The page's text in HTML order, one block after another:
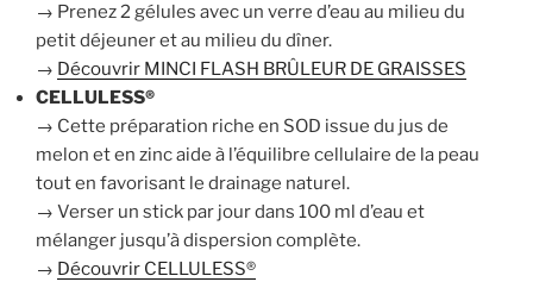
→ Prenez 2 gélules avec un verre d’eau au milieu du
petit déjeuner et au milieu du dîner.
→ Découvrir MINCI FLASH BRÛLEUR DE GRAISSES
CELLULESS®
→ Cette préparation riche en SOD issue du jus de
melon et en zinc aide à l’équilibre cellulaire de la peau
tout en favorisant le drainage naturel.
→ Verser un stick par jour dans 100 ml d’eau et
mélanger jusqu’à dispersion complète.
→ Découvrir CELLULESS®